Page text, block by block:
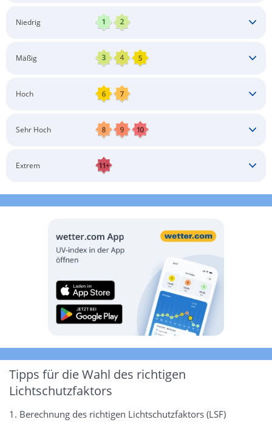
Niedrig
Mäßig
Langärmlige Bekleidung
Hoch
Langärmlige Bekleidung
Sonnenbrille
Sehr Hoch
Langärmlige Bekleidung
Extrem
Tipps für die Wahl des richtigen
Lichtschutzfaktors
1. Berechnung des richtigen Lichtschutzfaktors (LSF)